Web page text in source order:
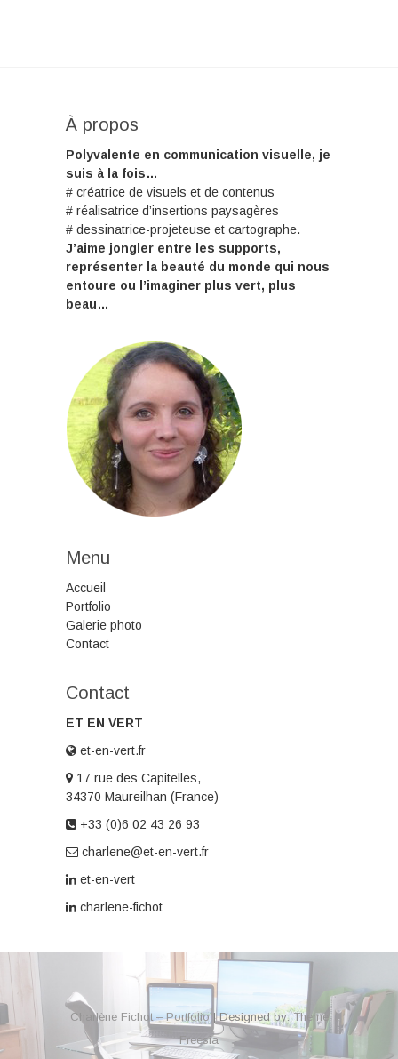
À propos
Polyvalente en communication visuelle, je
suis à la fois…
# créatrice de visuels et de contenus
# réalisatrice d’insertions paysagères
# dessinatrice-projeteuse et cartographe.
J’aime jongler entre les supports,
représenter la beauté du monde qui nous
entoure ou l’imaginer plus vert, plus
beau…
Menu
Accueil
Portfolio
Galerie photo
Contact
Contact
ET EN VERT
et-en-vert.fr
17 rue des Capitelles,
34370 Maureilhan (France)
+33 (0)6 02 43 26 93
charlene@et-en-vert.fr
et-en-vert
charlene-fichot
Charlène Fichot – Portfolio| Designed by:Theme
Freesia